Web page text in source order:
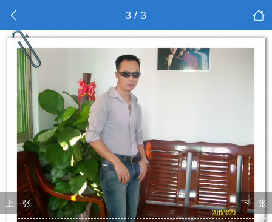
3 / 3
上一张 下一张